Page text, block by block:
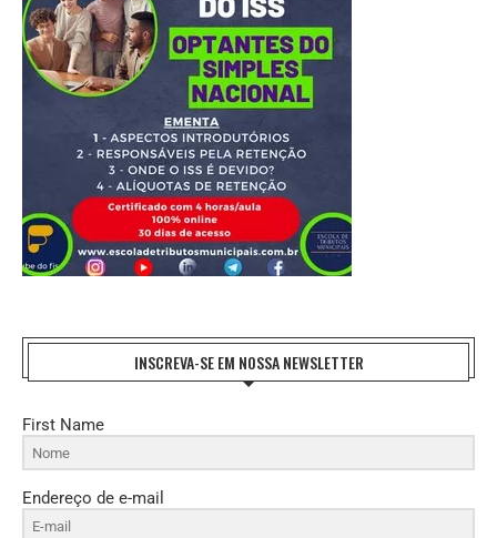
INSCREVA-SE EM NOSSA NEWSLETTER
First Name
Endereço de e-mail